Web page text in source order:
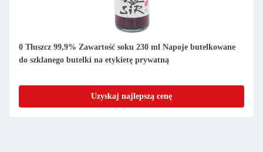
0 Tłuszcz 99,9% Zawartość soku 230 ml Napoje butelkowane
do szklanego butelki na etykietę prywatną
Uzyskaj najlepszą cenę